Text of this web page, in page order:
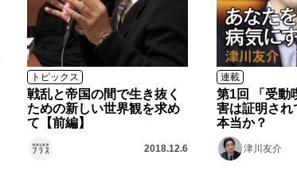
トピックス
戦乱と帝国の間で生き抜く
ための新しい世界観を求め
て【前編】
2018.12.6
連載
第1回 「受動
害は証明され
本当か？
津川友介